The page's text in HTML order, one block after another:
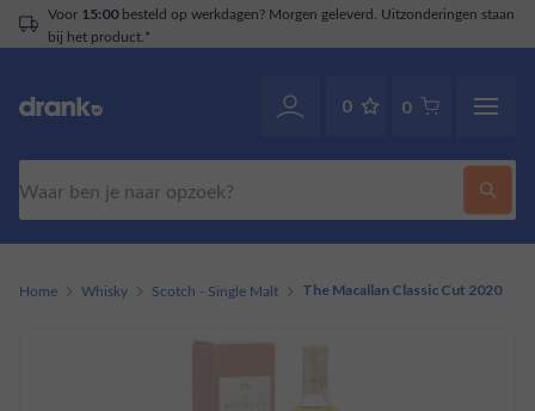
Voor 15:00besteld op werkdagen? Morgen geleverd. Uitzonderingen staan
bij het product.*
0 0
Home Whisky Scotch - Single Malt The Macallan Classic Cut 2020